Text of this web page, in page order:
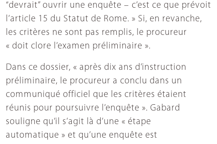
“devrait” ouvrir une enquête – c’est ce que prévoit
l’article 15 du Statut de Rome. » Si, en revanche,
les critères ne sont pas remplis, le procureur
« doit clore l’examen préliminaire ».
Dans ce dossier, « après dix ans d’instruction
préliminaire, le procureur a conclu dans un
communiqué officiel que les critères étaient
réunis pour poursuivre l’enquête ». Gabard
souligne qu’il s’agit là d’une « étape
automatique » et qu’une enquête est